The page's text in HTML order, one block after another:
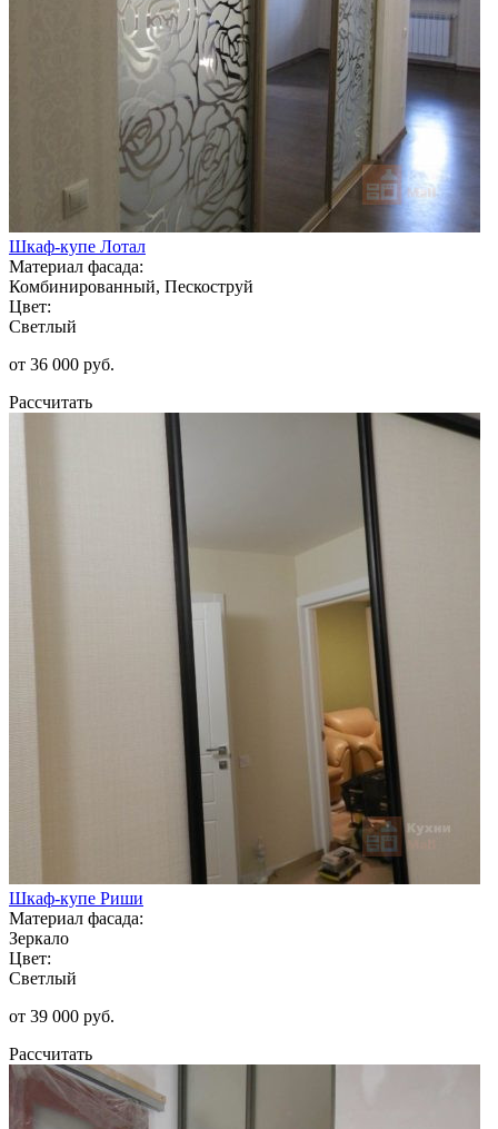
Шкаф-купе Лотал
Материал фасада:
Комбинированный, Пескоструй
Цвет:
Светлый
от 36 000 руб.
Рассчитать
Шкаф-купе Риши
Материал фасада:
Зеркало
Цвет:
Светлый
от 39 000 руб.
Рассчитать